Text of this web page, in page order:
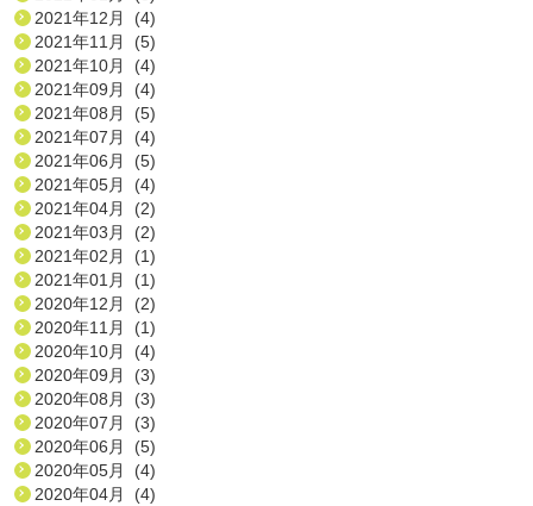
2021年12月 (4)
2021年11月 (5)
2021年10月 (4)
2021年09月 (4)
2021年08月 (5)
2021年07月 (4)
2021年06月 (5)
2021年05月 (4)
2021年04月 (2)
2021年03月 (2)
2021年02月 (1)
2021年01月 (1)
2020年12月 (2)
2020年11月 (1)
2020年10月 (4)
2020年09月 (3)
2020年08月 (3)
2020年07月 (3)
2020年06月 (5)
2020年05月 (4)
2020年04月 (4)